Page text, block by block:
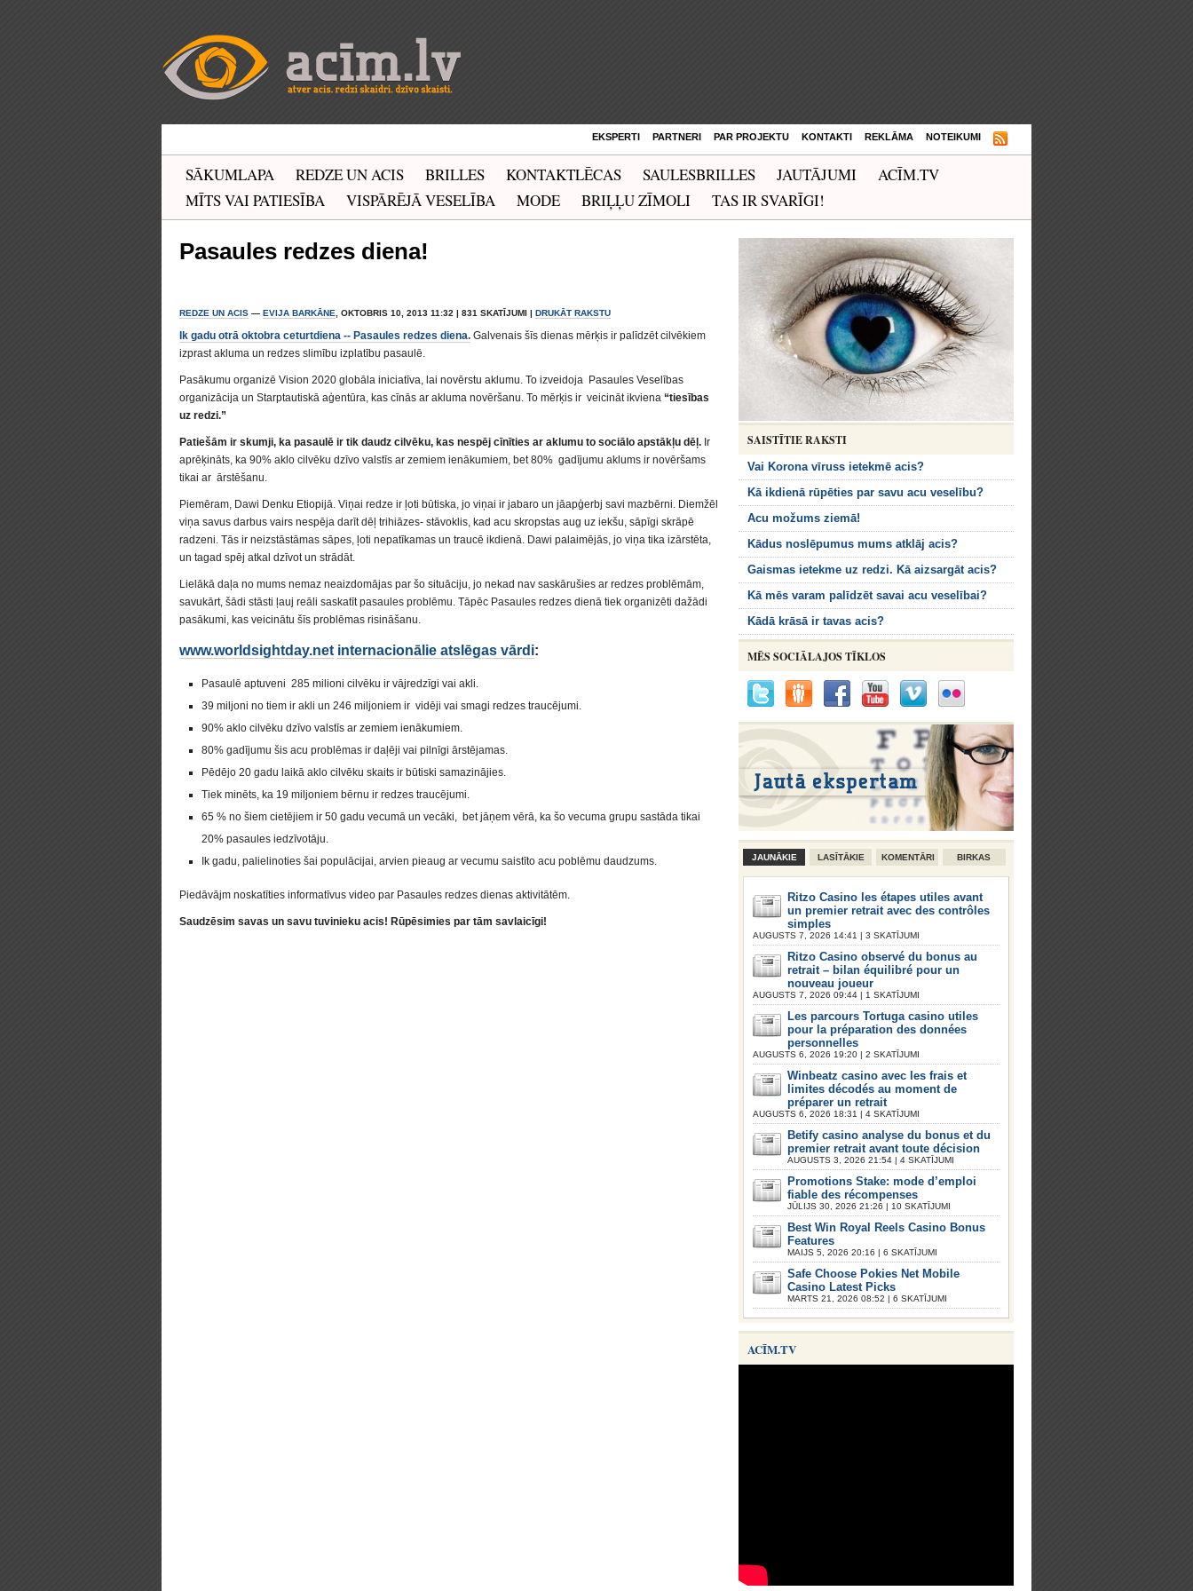
EKSPERTI PARTNERI PAR PROJEKTU KONTAKTI REKLĀMA NOTEIKUMI
SĀKUMLAPA REDZE UN ACIS BRILLES KONTAKTLĒCAS SAULESBRILLES JAUTĀJUMI
ACĪM.TV
MĪTS VAI PATIESĪBA
VISPĀRĒJĀ VESELĪBA MODE BRIĻĻU ZĪMOLI TAS IR SVARĪGI!
Pasaules redzes diena!
REDZE UN ACIS — EVIJA BARKĀNE , OKTOBRIS 10, 2013 11:32 | 831 SKATĪJUMI | DRUKĀT RAKSTU
Ik gadu otrā oktobra ceturtdiena -- Pasaules redzes diena. Galvenais šīs dienas mērķis ir palīdzēt cilvēkiem
izprast akluma un redzes slimību izplatību pasaulē.
Pasākumu organizē Vision 2020 globāla iniciatīva, lai novērstu aklumu. To izveidoja Pasaules Veselības
organizācija un Starptautiskā aģentūra, kas cīnās ar akluma novēršanu. To mērķis ir veicināt ikviena “tiesības
uz redzi.”
Patiešām ir skumji, ka pasaulē ir tik daudz cilvēku, kas nespēj cīnīties ar aklumu to sociālo apstākļu dēļ. Ir
aprēķināts, ka 90% aklo cilvēku dzīvo valstīs ar zemiem ienākumiem, bet 80% gadījumu aklums ir novēršams
tikai ar ārstēšanu.
Piemēram, Dawi Denku Etiopijā. Viņai redze ir ļoti būtiska, jo viņai ir jabaro un jāapģerbj savi mazbērni. Diemžēl
viņa savus darbus vairs nespēja darīt dēļ trihiāzes- stāvoklis, kad acu skropstas aug uz iekšu, sāpīgi skrāpē
radzeni. Tās ir neizstāstāmas sāpes, ļoti nepatīkamas un traucē ikdienā. Dawi palaimējās, jo viņa tika izārstēta,
un tagad spēj atkal dzīvot un strādāt.
Lielākā daļa no mums nemaz neaizdomājas par šo situāciju, jo nekad nav saskārušies ar redzes problēmām,
savukārt, šādi stāsti ļauj reāli saskatīt pasaules problēmu. Tāpēc Pasaules redzes dienā tiek organizēti dažādi
pasākumi, kas veicinātu šīs problēmas risināšanu.
www.worldsightday.net internacionālie atslēgas vārdi:
Pasaulē aptuveni 285 milioni cilvēku ir vājredzīgi vai akli.
39 miljoni no tiem ir akli un 246 miljoniem ir vidēji vai smagi redzes traucējumi.
90% aklo cilvēku dzīvo valstīs ar zemiem ienākumiem.
80% gadījumu šis acu problēmas ir daļēji vai pilnīgi ārstējamas.
Pēdējo 20 gadu laikā aklo cilvēku skaits ir būtiski samazinājies.
Tiek minēts, ka 19 miljoniem bērnu ir redzes traucējumi.
65 % no šiem cietējiem ir 50 gadu vecumā un vecāki, bet jāņem vērā, ka šo vecuma grupu sastāda tikai
20% pasaules iedzīvotāju.
Ik gadu, palielinoties šai populācijai, arvien pieaug ar vecumu saistīto acu poblēmu daudzums.
Piedāvājm noskatīties informatīvus video par Pasaules redzes dienas aktivitātēm.
Saudzēsim savas un savu tuvinieku acis! Rūpēsimies par tām savlaicīgi!
SAISTĪTIE RAKSTI
Vai Korona vīruss ietekmē acis?
Kā ikdienā rūpēties par savu acu veselību?
Acu možums ziemā!
Kādus noslēpumus mums atklāj acis?
Gaismas ietekme uz redzi. Kā aizsargāt acis?
Kā mēs varam palīdzēt savai acu veselībai?
Kādā krāsā ir tavas acis?
MĒS SOCIĀLAJOS TĪKLOS
JAUNĀKIE LASĪTĀKIE KOMENTĀRI BIRKAS
Ritzo Casino les étapes utiles avant
un premier retrait avec des contrôles
simples
AUGUSTS 7, 2026 14:41 | 3 SKATĪJUMI
Ritzo Casino observé du bonus au
retrait – bilan équilibré pour un
nouveau joueur
AUGUSTS 7, 2026 09:44 | 1 SKATĪJUMI
Les parcours Tortuga casino utiles
pour la préparation des données
personnelles
AUGUSTS 6, 2026 19:20 | 2 SKATĪJUMI
Winbeatz casino avec les frais et
limites décodés au moment de
préparer un retrait
AUGUSTS 6, 2026 18:31 | 4 SKATĪJUMI
Betify casino analyse du bonus et du
premier retrait avant toute décision
AUGUSTS 3, 2026 21:54 | 4 SKATĪJUMI
Promotions Stake: mode d’emploi
fiable des récompenses
JŪLIJS 30, 2026 21:26 | 10 SKATĪJUMI
Best Win Royal Reels Casino Bonus
Features
MAIJS 5, 2026 20:16 | 6 SKATĪJUMI
Safe Choose Pokies Net Mobile
Casino Latest Picks
MARTS 21, 2026 08:52 | 6 SKATĪJUMI
ACĪM.TV